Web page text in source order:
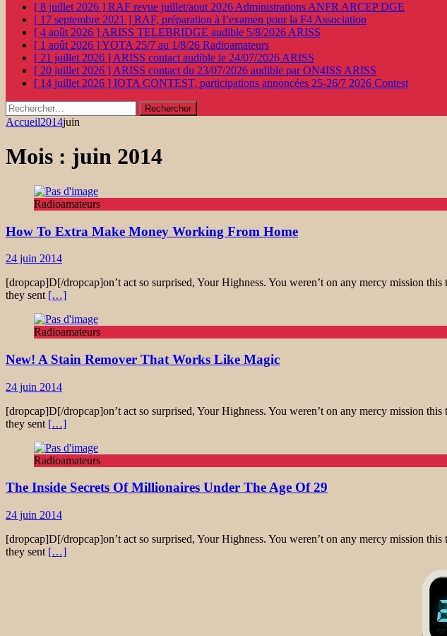
[ 8 juillet 2026 ] RAF revue juillet/aout 2026 Administrations ANFR ARCEP DGE
[ 17 septembre 2021 ] RAF, préparation à l’examen pour la F4 Association
[ 4 août 2026 ] ARISS TELEBRIDGE audible 5/8/2026 ARISS
[ 1 août 2026 ]YOTA 25/7 au 1/8/26 Radioamateurs
[ 21 juillet 2026 ] ARISS contact audible le 24/07/2026 ARISS
[ 20 juillet 2026 ] ARISS contact du 23/07/2026 audible par ON4ISS ARISS
[ 14 juillet 2026 ] IOTA CONTEST, participations annoncées 25-26/7 2026 Contest
Rechercher :
Accueil2014juin
Mois : juin 2014
Radioamateurs
How To Extra Make Money Working From Home
24 juin 2014
[dropcap]D[/dropcap]on’t act so surprised, Your Highness. You weren’t on any mercy mission
they sent […]
Radioamateurs
New! A Stain Remover That Works Like Magic
24 juin 2014
[dropcap]D[/dropcap]on’t act so surprised, Your Highness. You weren’t on any mercy mission
they sent […]
Radioamateurs
The Inside Secrets Of Millionaires Under The Age Of 29
24 juin 2014
[dropcap]D[/dropcap]on’t act so surprised, Your Highness. You weren’t on any mercy mission
they sent […]